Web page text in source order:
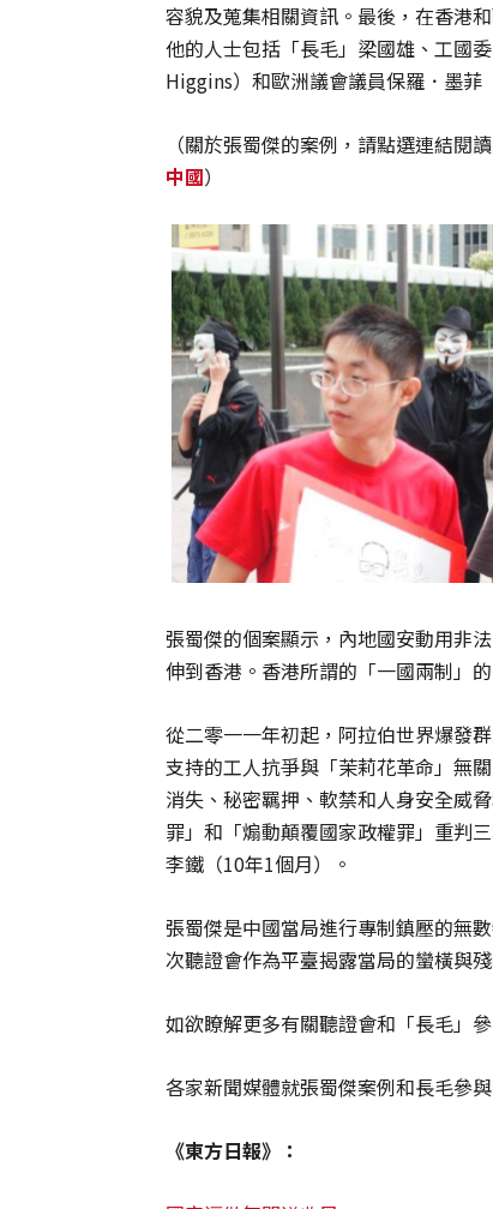
容貌及蒐集相關資訊。最後，在香港
他的人士包括「長毛」梁國雄、工國
Higgins）和歐洲議會議員保羅．墨菲
（關於張蜀傑的案例，請點選連結閱
中國）
張蜀傑的個案顯示，內地國安動用非
伸到香港。香港所謂的「一國兩制」
從二零一一年初起，阿拉伯世界爆發
支持的工人抗爭與「茉莉花革命」無
消失、秘密羈押、軟禁和人身安全威
罪」和「煽動顛覆國家政權罪」重判
李鐵（10年1個月）。
張蜀傑是中國當局進行專制鎮壓的無
次聽證會作為平臺揭露當局的蠻橫與
如欲瞭解更多有關聽證會和「長毛」
各家新聞媒體就張蜀傑案例和長毛參
《東方日報》：